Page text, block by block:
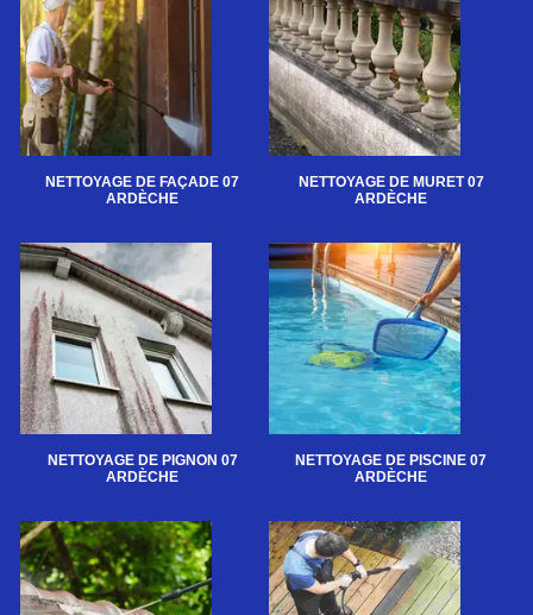
NETTOYAGE DE FAÇADE 07
ARDÈCHE
NETTOYAGE DE MURET 07
ARDÈCHE
NETTOYAGE DE PIGNON 07
ARDÈCHE
NETTOYAGE DE PISCINE 07
ARDÈCHE